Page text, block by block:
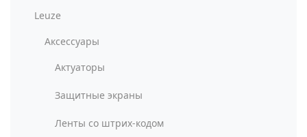
Leuze
Аксессуары
Актуаторы
Защитные экраны
Ленты со штрих-кодом